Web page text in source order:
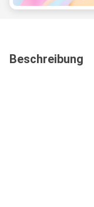
Beschreibung